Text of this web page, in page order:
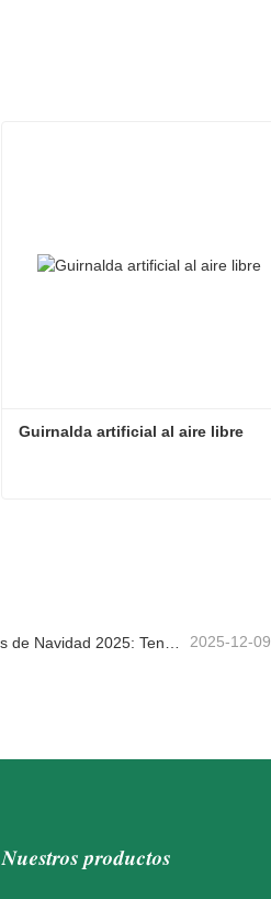
Guirnalda artificial al aire libre
2025-12-09
Nuestros productos